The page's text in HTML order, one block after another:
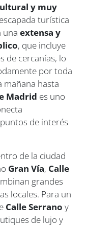
y muy
turística
una extensa y
, que incluye
de cercanías, lo
por toda
mañana hasta
Madrid es uno
de interés
de la ciudad
Gran Vía, Calle
grandes
locales. Para un
Calle Serrano y
de lujo y